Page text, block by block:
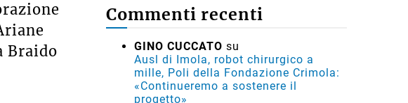
Braido
Commenti recenti
GINO CUCCATO su
Ausl di Imola, robot chirurgico a
mille, Poli della Fondazione Crimola:
«Continueremo a sostenere il
progetto»